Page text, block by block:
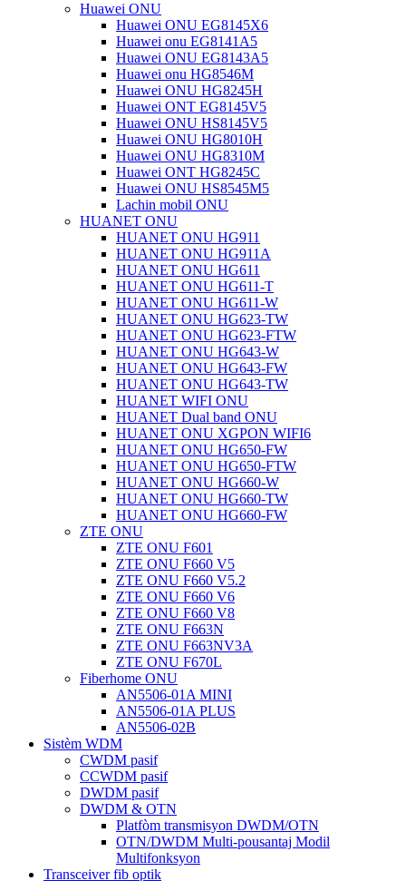
Huawei ONU
Huawei ONU EG8145X6
Huawei onu EG8141A5
Huawei ONU EG8143A5
Huawei onu HG8546M
Huawei ONU HG8245H
Huawei ONT EG8145V5
Huawei ONU HS8145V5
Huawei ONU HG8010H
Huawei ONU HG8310M
Huawei ONT HG8245C
Huawei ONU HS8545M5
Lachin mobil ONU
HUANET ONU
HUANET ONU HG911
HUANET ONU HG911A
HUANET ONU HG611
HUANET ONU HG611-T
HUANET ONU HG611-W
HUANET ONU HG623-TW
HUANET ONU HG623-FTW
HUANET ONU HG643-W
HUANET ONU HG643-FW
HUANET ONU HG643-TW
HUANET WIFI ONU
HUANET Dual band ONU
HUANET ONU XGPON WIFI6
HUANET ONU HG650-FW
HUANET ONU HG650-FTW
HUANET ONU HG660-W
HUANET ONU HG660-TW
HUANET ONU HG660-FW
ZTE ONU
ZTE ONU F601
ZTE ONU F660 V5
ZTE ONU F660 V5.2
ZTE ONU F660 V6
ZTE ONU F660 V8
ZTE ONU F663N
ZTE ONU F663NV3A
ZTE ONU F670L
Fiberhome ONU
AN5506-01A MINI
AN5506-01A PLUS
AN5506-02B
Sistèm WDM
CWDM pasif
CCWDM pasif
DWDM pasif
DWDM & OTN
Platfòm transmisyon DWDM/OTN
OTN/DWDM Multi-pousantaj Modil
Multifonksyon
Transceiver fib optik